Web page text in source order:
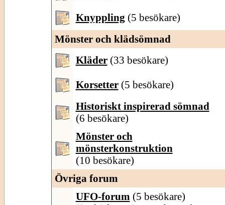
Knyppling (5 besökare)
Mönster och klädsömnad
Kläder (33 besökare)
Korsetter (5 besökare)
Historiskt inspirerad sömnad
(6 besökare)
Mönster och
mönsterkonstruktion
(10 besökare)
Övriga forum
UFO-forum (5 besökare)